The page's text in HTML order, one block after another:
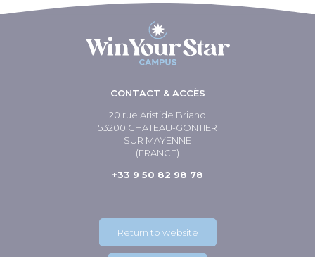
CONTACT & ACCÈS
20 rue Aristide Briand
53200 CHATEAU-GONTIER
SUR MAYENNE
(FRANCE)
+33 9 50 82 98 78
Return to website